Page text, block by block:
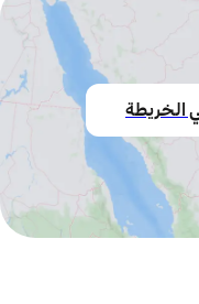
الخريطة